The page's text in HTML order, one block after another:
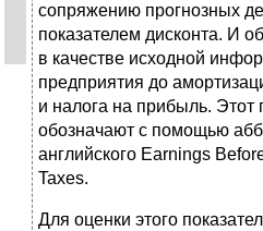
сопряжению прогнозных
показателем дисконта. И
в качестве исходной
предприятия до
и налога на прибыль. Этот
обозначают с помощью
английского Earnings
Taxes.
Для оценки этого